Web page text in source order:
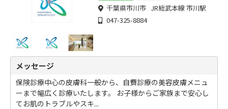
千葉県市川市 JR総武本線 市川駅
047-325-8884
メッセージ
保険診療中心の皮膚科一般から、自費診療の美容皮膚メニュ
ーまで幅広く診療いたします。 お子様からご家族まで安心し
てお肌のトラブルやスキ...